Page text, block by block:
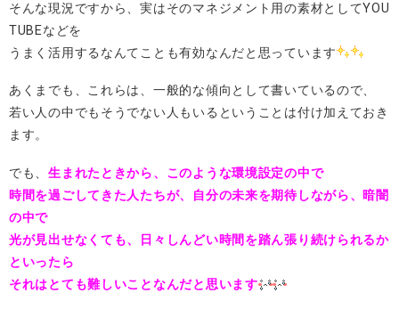
そんな現況ですから、実はそのマネジメント用の素材としてYOU
TUBEなどを
うまく活用するなんてことも有効なんだと思っています
あくまでも、これらは、一般的な傾向として書いているので、
若い人の中でもそうでない人もいるということは付け加えておき
ます。
でも、生まれたときから、このような環境設定の中で
時間を過ごしてきた人たちが、自分の未来を期待しながら、暗闇
の中で
光が見出せなくても、日々しんどい時間を踏ん張り続けられるか
といったら
それはとても難しいことなんだと思います